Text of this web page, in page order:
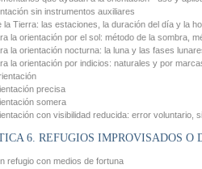
sin instrumentos auxiliares
la Tierra: las estaciones, la duración del día y la
la orientación por el sol: método de la sombra,
la orientación nocturna: la luna y las fases
la orientación por indicios: naturales y por
precisa
somera
con visibilidad reducida: error voluntario,
6. REFUGIOS IMPROVISADOS O
refugio con medios de fortuna